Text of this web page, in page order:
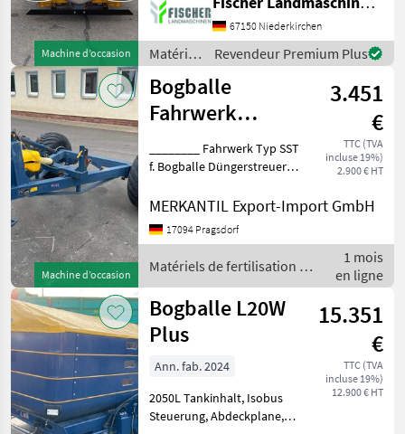
Machine d’occasion
minéral
67150 Niederkirchen
Matériels
de
fertilisation
et
irrigation
Bogballe
Revendeur Premium Plus
Machine d’occasion
Bogballe
Fahrwerk
Düngerstreuer
3.451
€
TTC (TVA
incluse 19%)
2.900 € HT
________ Fahrwerk Typ SST
f. Bogballe Düngerstreuer
DÃƒÂ¼ngerstreuer per 3-
Punkt Zugöse mechan.
Stütfuß zul.
MERKANTIL Export-Import GmbH
17094 Pragsdorf
Matériels de fertilisation et
irrigation / Bogballe
1 mois
en ligne
Bogballe L20W
Plus
15.351
€
TTC (TVA
incluse 19%)
12.900 € HT
Ann. fab. 2024
2050L Tankinhalt, Isobus
Steuerung, Abdeckplane,